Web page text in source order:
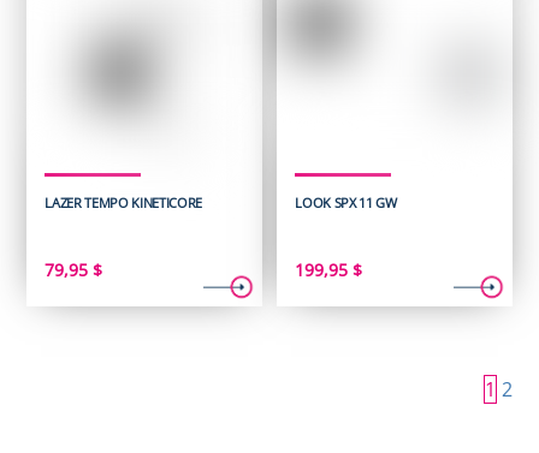
LAZER TEMPO KINETICORE
79,95$
LOOK SPX 11 GW
199,95$
1 2